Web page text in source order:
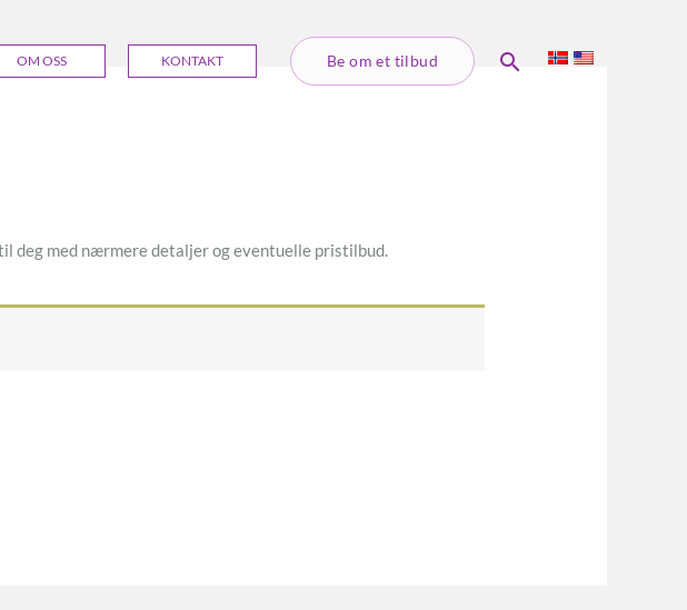
OM OSS KONTAKT Be om et tilbud Søk
deg med nærmere detaljer og eventuelle pristilbud.